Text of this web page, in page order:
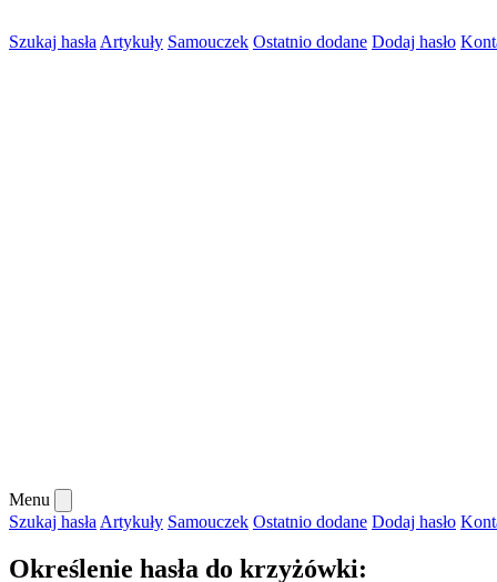
Szukaj hasła Artykuły Samouczek Ostatnio dodane Dodaj hasło
Menu
Szukaj hasła Artykuły Samouczek Ostatnio dodane Dodaj hasło
Określenie hasła do krzyżówki: